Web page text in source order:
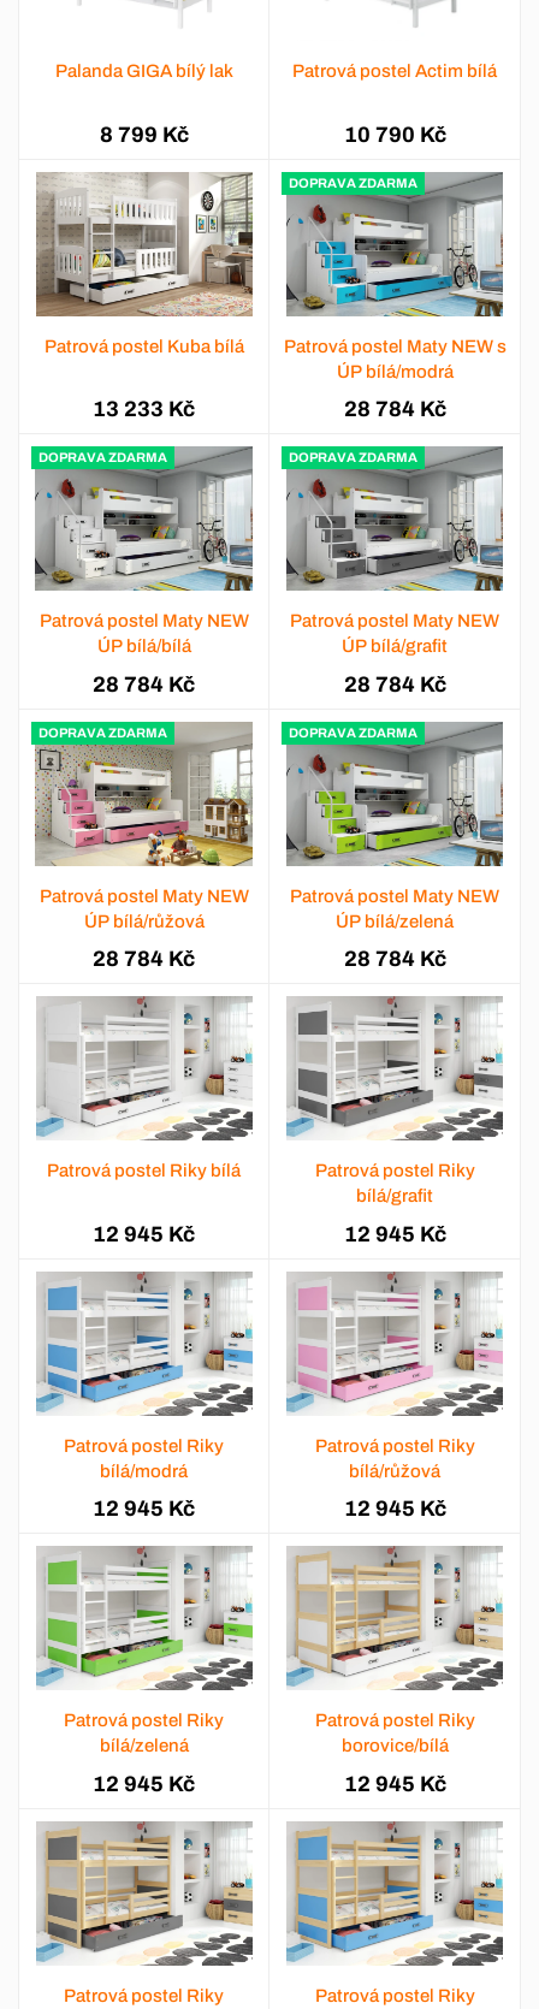
Palanda GIGA bílý lak
8 799 Kč
Patrová postel Actim bílá
10 790 Kč
Patrová postel Kuba bílá
13 233 Kč
DOPRAVA ZDARMA
Patrová postel Maty NEW s
ÚP bílá/modrá
28 784 Kč
DOPRAVA ZDARMA
Patrová postel Maty NEW
ÚP bílá/bílá
28 784 Kč
DOPRAVA ZDARMA
Patrová postel Maty NEW
ÚP bílá/grafit
28 784 Kč
DOPRAVA ZDARMA
Patrová postel Maty NEW
ÚP bílá/růžová
28 784 Kč
DOPRAVA ZDARMA
Patrová postel Maty NEW
ÚP bílá/zelená
28 784 Kč
Patrová postel Riky bílá
12 945 Kč
Patrová postel Riky
bílá/grafit
12 945 Kč
Patrová postel Riky
bílá/modrá
12 945 Kč
Patrová postel Riky
bílá/růžová
12 945 Kč
Patrová postel Riky
bílá/zelená
12 945 Kč
Patrová postel Riky
borovice/bílá
12 945 Kč
Patrová postel Riky
Patrová postel Riky